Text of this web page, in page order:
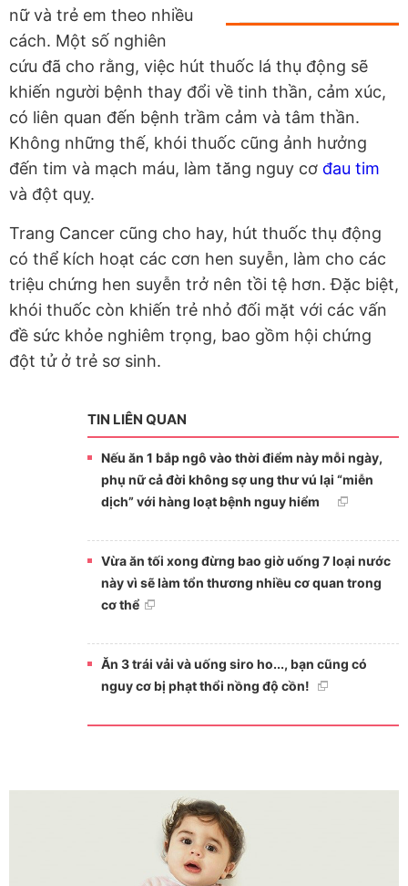
nữ và trẻ em theo nhiều
cách. Một số nghiên
cứu đã cho rằng, việc hút thuốc lá thụ động sẽ
khiến người bệnh thay đổi về tinh thần, cảm xúc,
có liên quan đến bệnh trầm cảm và tâm thần.
Không những thế, khói thuốc cũng ảnh hưởng
đến tim và mạch máu, làm tăng nguy cơ đau tim
và đột quỵ.
Trang Cancer cũng cho hay, hút thuốc thụ động
có thể kích hoạt các cơn hen suyễn, làm cho các
triệu chứng hen suyễn trở nên tồi tệ hơn. Đặc biệt,
khói thuốc còn khiến trẻ nhỏ đối mặt với các vấn
đề sức khỏe nghiêm trọng, bao gồm hội chứng
đột tử ở trẻ sơ sinh.
TIN LIÊN QUAN
Nếu ăn 1 bắp ngô vào thời điểm này mỗi ngày,
phụ nữ cả đời không sợ ung thư vú lại “miễn
dịch” với hàng loạt bệnh nguy hiểm
Vừa ăn tối xong đừng bao giờ uống 7 loại nước
này vì sẽ làm tổn thương nhiều cơ quan trong
cơ thể
Ăn 3 trái vải và uống siro ho..., bạn cũng có
nguy cơ bị phạt thổi nồng độ cồn!